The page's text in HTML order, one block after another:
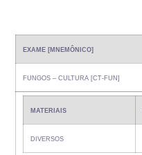
EXAME [MNEMÔNICO]
FUNGOS – CULTURA [CT-FUN]
MATERIAIS
DIVERSOS